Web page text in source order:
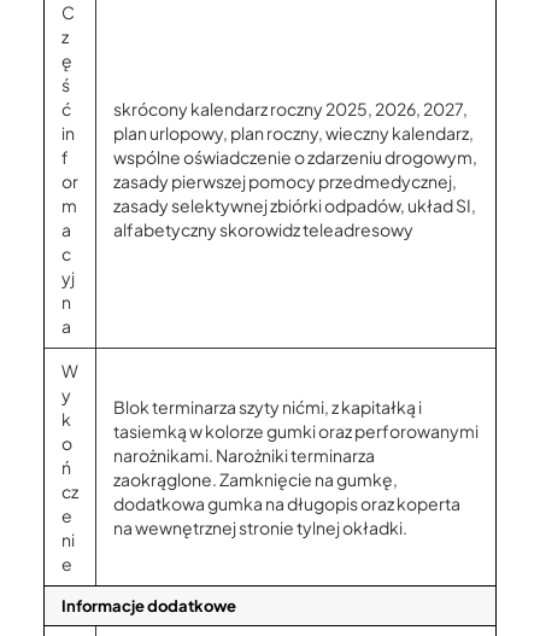
C
z
ę
ś
ć
in
f
or
m
a
c
yj
n
a
skrócony kalendarz roczny 2025, 2026, 2027,
plan urlopowy, plan roczny, wieczny kalendarz,
wspólne oświadczenie o zdarzeniu drogowym,
zasady pierwszej pomocy przedmedycznej,
zasady selektywnej zbiórki odpadów, układ SI,
alfabetyczny skorowidz teleadresowy
W
y
k
o
ń
cz
e
ni
e
Blok terminarza szyty nićmi, z kapitałką i
tasiemką w kolorze gumki oraz perforowanymi
narożnikami. Narożniki terminarza
zaokrąglone. Zamknięcie na gumkę,
dodatkowa gumka na długopis oraz koperta
na wewnętrznej stronie tylnej okładki.
Informacje dodatkowe